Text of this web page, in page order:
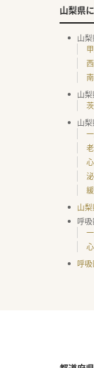
山梨県
山
山
山
山
呼
呼